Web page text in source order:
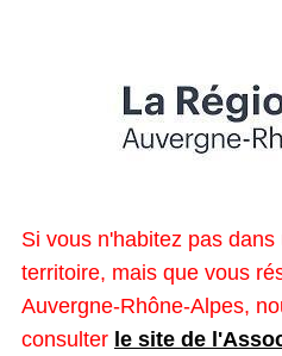
Si vous n'habitez pas
territoire, mais que vous
Auvergne-Rhône-Alpes,
consulter le site de